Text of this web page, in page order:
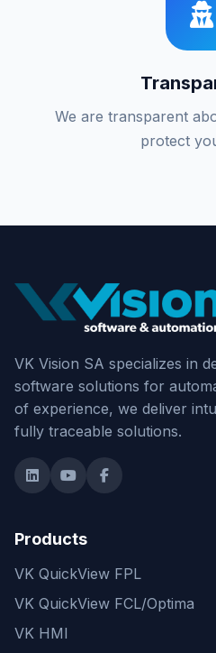
We are transparent
protect
VK Vision SA specializes in
software solutions for
of experience, we deliver
fully traceable solutions.
Products
VK QuickView FPL
VK QuickView FCL/Optima
VK HMI